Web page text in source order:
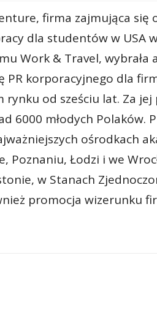
firma zajmująca się
dla studentów w USA
Work & Travel, wybrała
PR korporacyjnego dla
rynku od sześciu lat. Za
6000 młodych Polaków.
ośrodkach
Poznaniu, Łodzi i we
w Stanach
promocja wizerunku